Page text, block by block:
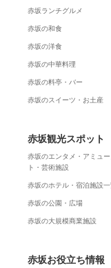
赤坂ランチグルメ
赤坂の和食
赤坂の洋食
赤坂の中華料理
赤坂の料亭・バー
赤坂のスイーツ・お土産
赤坂観光スポット
赤坂のエンタメ・アミュ
ト・芸術施設
赤坂のホテル・宿泊施設一
赤坂の公園・広場
赤坂の大規模商業施設
赤坂お役立ち情報